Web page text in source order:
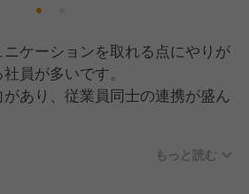
ケーションを取れる点にやりが
員が多いです。
あり、従業員同士の連携が盛ん
もっと読む